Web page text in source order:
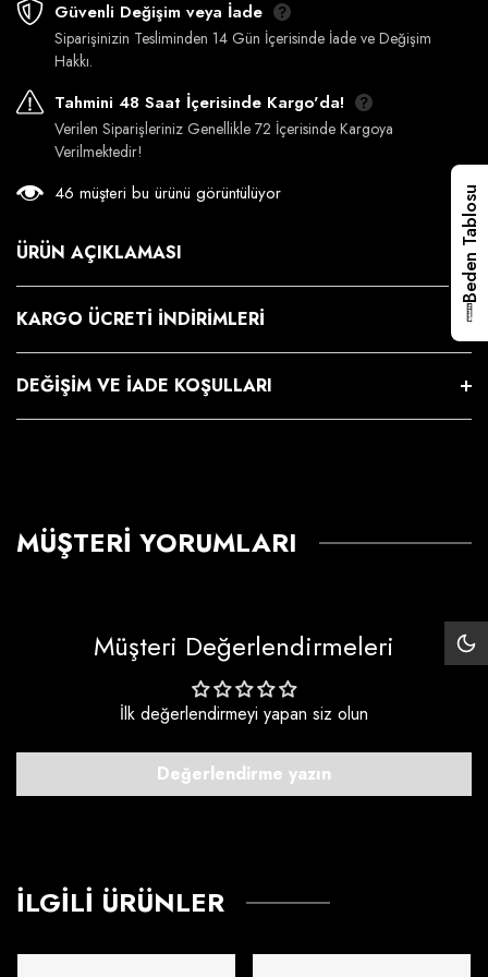
Güvenli Değişim veya İade
Siparişinizin Tesliminden 14 Gün İçerisinde İade ve Değişim
Hakkı.
Tahmini 48 Saat İçerisinde Kargo'da!
Verilen Siparişleriniz Genellikle 72 İçerisinde Kargoya
Verilmektedir!
46 müşteri bu ürünü görüntülüyor
ÜRÜN AÇIKLAMASI
KARGO ÜCRETI İNDIRIMLERI
DEĞIŞIM VE İADE KOŞULLARI
MÜŞTERI YORUMLARI
Müşteri Değerlendirmeleri
İlk değerlendirmeyi yapan siz olun
Değerlendirme yazın
İLGILI ÜRÜNLER
Beden Tablosu